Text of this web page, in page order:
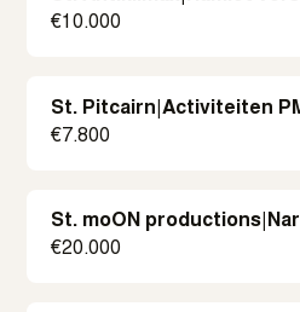
€10.000
St. Pitcairn |Activiteiten
€7.800
St. moON productions
€20.000